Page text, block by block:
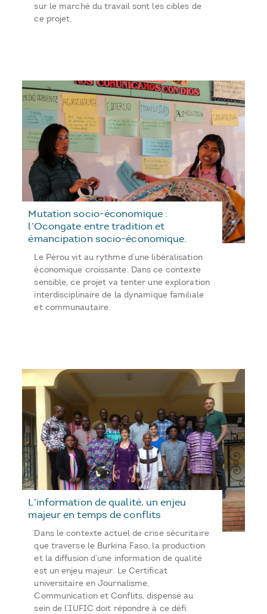
sur le marché du travail sont les cibles de
ce projet.
Mutation socio-économique :
l’Ocongate entre tradition et
émancipation socio-économique.
Le Pérou vit au rythme d’une libéralisation
économique croissante. Dans ce contexte
sensible, ce projet va tenter une exploration
interdisciplinaire de la dynamique familiale
et communautaire.
L’information de qualité, un enjeu
majeur en temps de conflits
Dans le contexte actuel de crise sécuritaire
que traverse le Burkina Faso, la production
et la diffusion d’une information de qualité
est un enjeu majeur. Le Certificat
universitaire en Journalisme,
Communication et Conflits, dispensé au
sein de l’IUFIC doit répondre à ce défi.